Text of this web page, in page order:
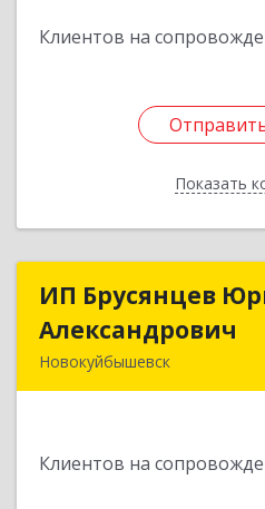
Клиентов на
Показать
ИП Брусянцев
Александрович
Новокуйбышевск
Клиентов на
ИП